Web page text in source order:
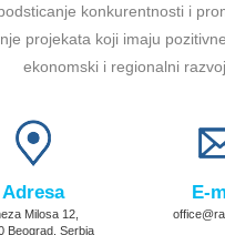
konkurentnosti i
projekata koji imaju
ekonomski i regionalni razvoj.
Adresa
Milosa 12,
Beograd, Serbia
E-